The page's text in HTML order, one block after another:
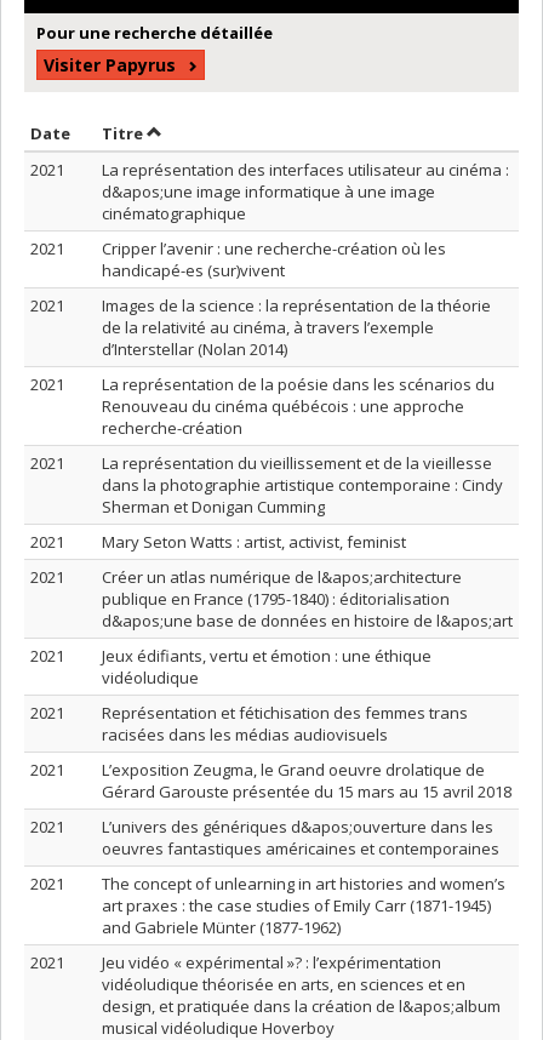
Pour une recherche détaillée
Visiter Papyrus
Date Trier par date en ordre croissant
TitreTrier par titre en ordre croissant
2021
La représentation des interfaces utilisateur au cinéma :
d&apos;une image informatique à une image
cinématographique
2021
Cripper l’avenir : une recherche-création où les
handicapé-es (sur)vivent
2021
Images de la science : la représentation de la théorie
de la relativité au cinéma, à travers l’exemple
d’Interstellar (Nolan 2014)
2021
La représentation de la poésie dans les scénarios du
Renouveau du cinéma québécois : une approche
recherche-création
2021
La représentation du vieillissement et de la vieillesse
dans la photographie artistique contemporaine : Cindy
Sherman et Donigan Cumming
2021
Mary Seton Watts : artist, activist, feminist
2021
Créer un atlas numérique de l&apos;architecture
publique en France (1795-1840) : éditorialisation
d&apos;une base de données en histoire de l&apos;art
2021
Jeux édifiants, vertu et émotion : une éthique
vidéoludique
2021
Représentation et fétichisation des femmes trans
racisées dans les médias audiovisuels
2021
L’exposition Zeugma, le Grand oeuvre drolatique de
Gérard Garouste présentée du 15 mars au 15 avril 2018
2021
L’univers des génériques d&apos;ouverture dans les
oeuvres fantastiques américaines et contemporaines
2021
The concept of unlearning in art histories and women’s
art praxes : the case studies of Emily Carr (1871-1945)
and Gabriele Münter (1877-1962)
2021
Jeu vidéo « expérimental »? : l’expérimentation
vidéoludique théorisée en arts, en sciences et en
design, et pratiquée dans la création de l&apos;album
musical vidéoludique Hoverboy